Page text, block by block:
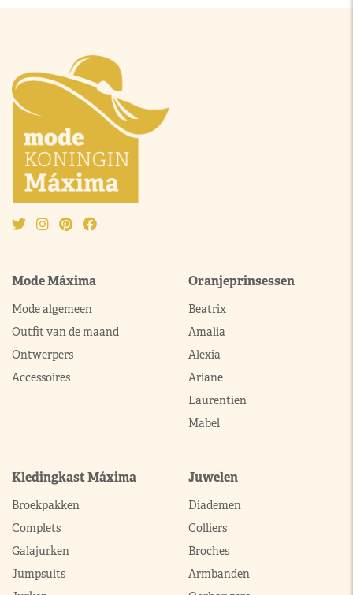
Mode Máxima
Mode algemeen
Outfit van de maand
Ontwerpers
Accessoires
Oranjeprinsessen
Beatrix
Amalia
Alexia
Ariane
Laurentien
Mabel
Kledingkast Máxima
Broekpakken
Complets
Galajurken
Jumpsuits
Juwelen
Diademen
Colliers
Broches
Armbanden